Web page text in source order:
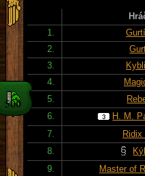
1.
2.
3.
4.
5.
6.
H. M.
7.
Ridix
8.
9.
Master of